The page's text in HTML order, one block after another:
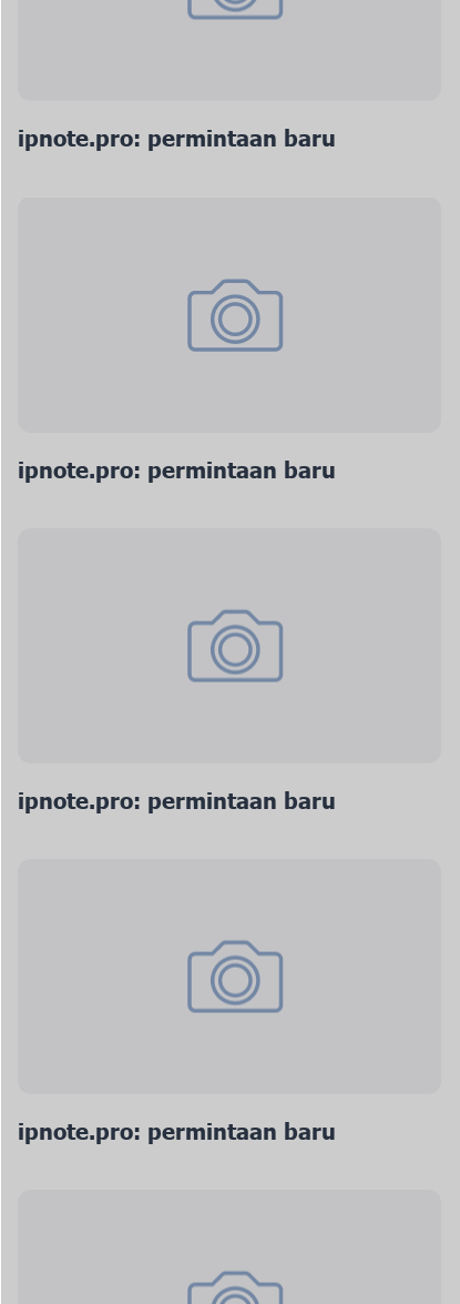
ipnote.pro: permintaan baru
ipnote.pro: permintaan baru
ipnote.pro: permintaan baru
ipnote.pro: permintaan baru